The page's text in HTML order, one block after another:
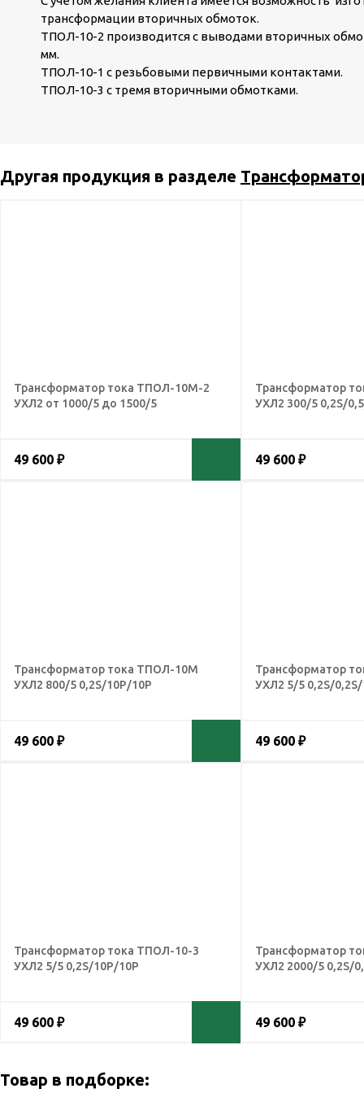
трансформации вторичных обмоток.
ТПОЛ-10-2 производится с выводами вторичных
мм.
ТПОЛ-10-1 с резьбовыми первичными контактами.
ТПОЛ-10-3 с тремя вторичными обмотками.
Другая продукция в разделе
Трансформатор тока ТПОЛ-10М-2
УХЛ2 от 1000/5 до 1500/5
49 600 ₽
Трансформатор
УХЛ2 300/5 0,2S/
49 600 ₽
Трансформатор тока ТПОЛ-10М
УХЛ2 800/5 0,2S/10Р/10Р
49 600 ₽
Трансформатор
УХЛ2 5/5 0,2S/
49 600 ₽
Трансформатор тока ТПОЛ-10-3
УХЛ2 5/5 0,2S/10Р/10Р
49 600 ₽
Трансформатор
УХЛ2 2000/5 0,2S/
49 600 ₽
Товар в подборке: